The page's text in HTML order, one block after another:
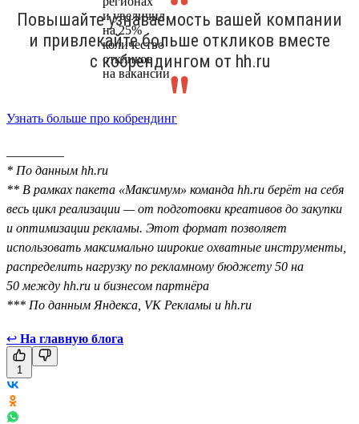
Повышайте узнаваемость вашей компании
и привлекайте больше откликов вместе
с кобрендингом от hh.ru
Узнать больше про кобрендинг
* По данным hh.ru
** В рамках пакета «Максимум» команда hh.ru берёт на себя
весь цикл реализации — от подготовки креативов до закупки
и оптимизации рекламы. Этот формат позволяет
использовать максимально широкие охватные инструменты,
распределить нагрузку по рекламному бюджету 50 на
50 между hh.ru и бизнесом партнёра
*** По данным Яндекса, VK Рекламы и hh.ru
↩ На главную блога
1